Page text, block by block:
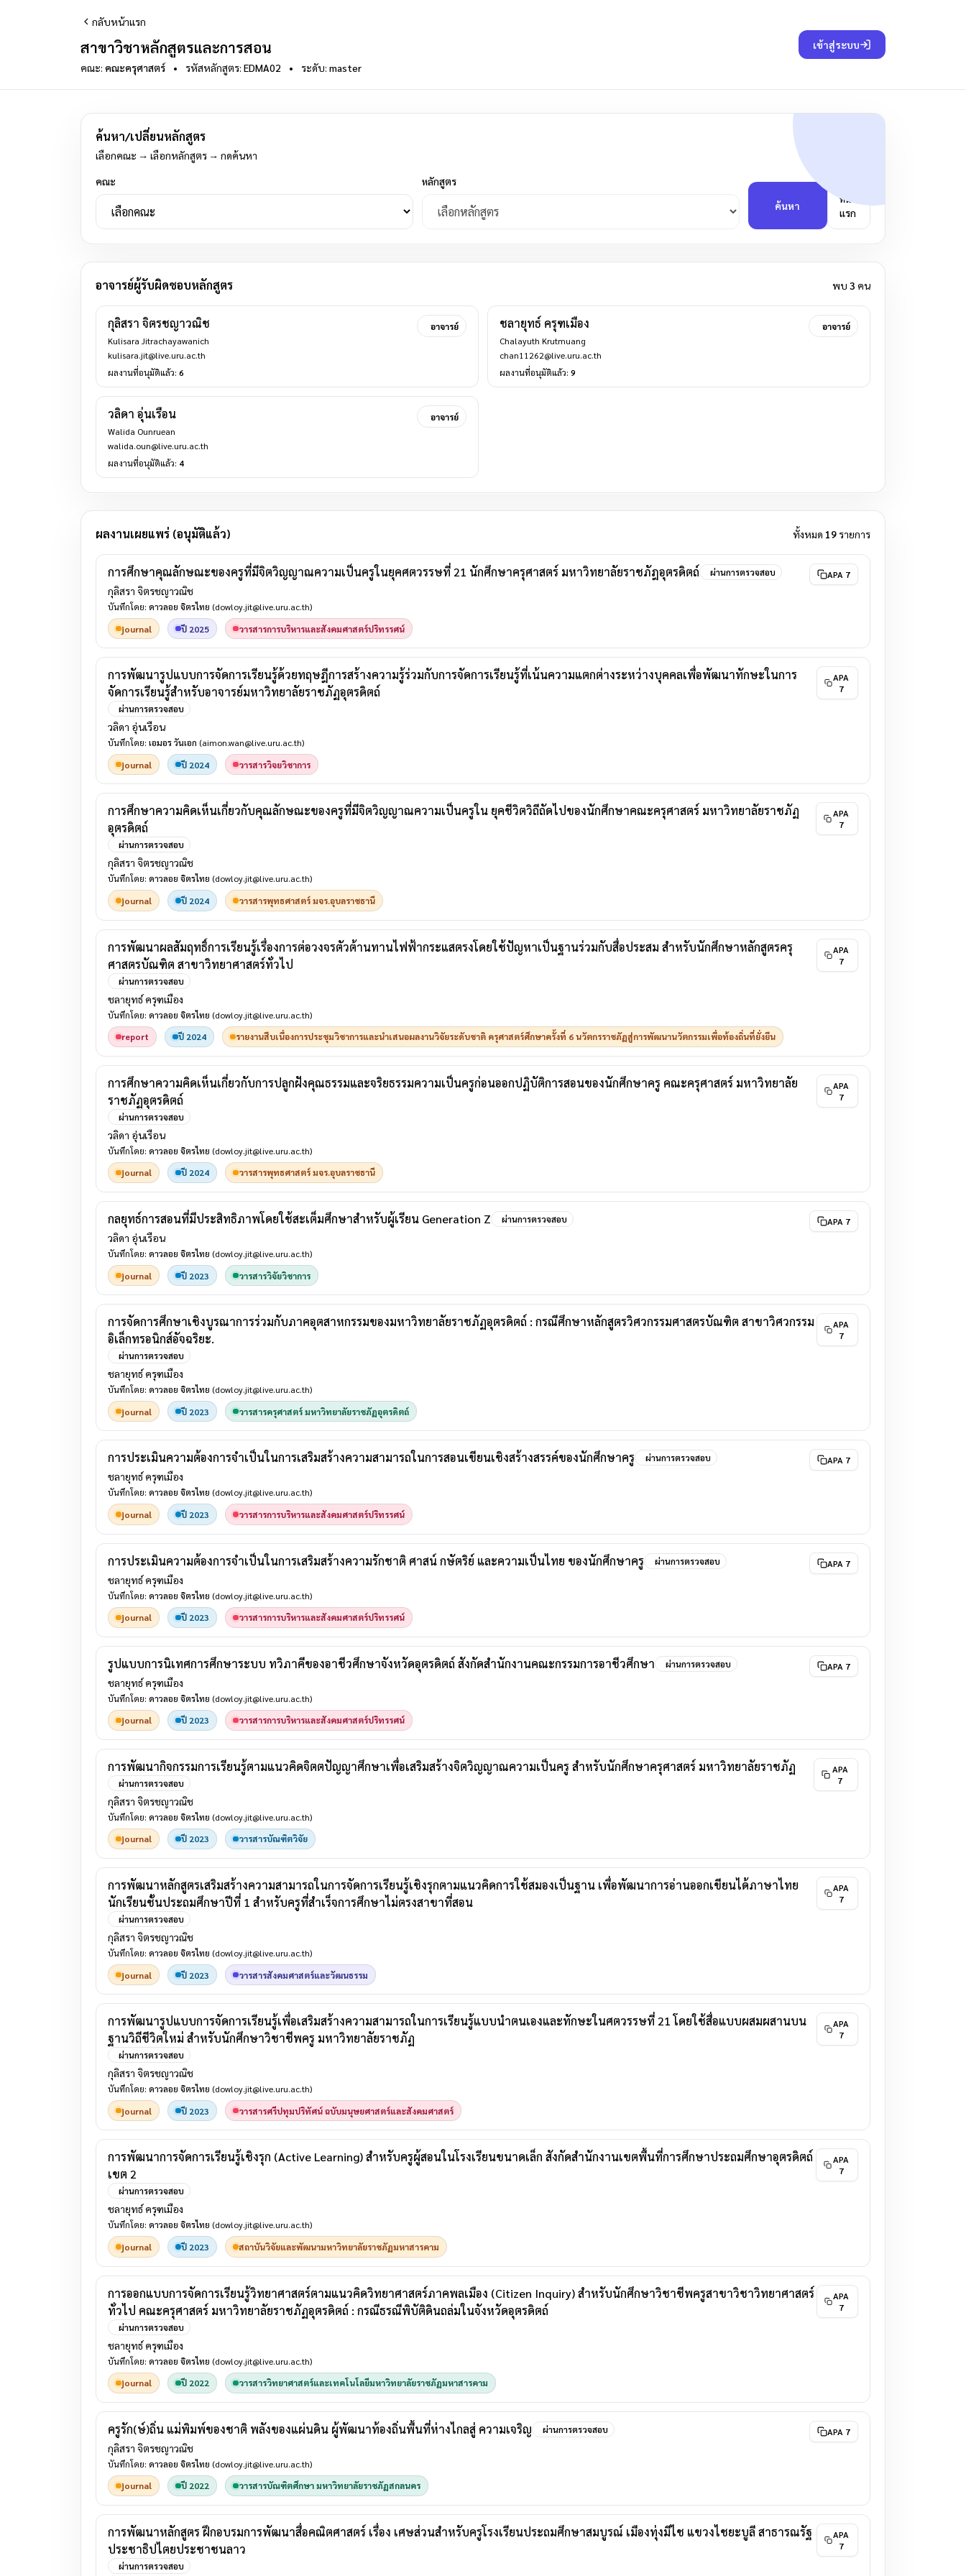
กลับหน้าแรก
สาขาวิชาหลักสูตรและการสอน
คณะ: คณะครุศาสตร์ • รหัสหลักสูตร: EDMA02 • ระดับ: master
เข้าสู่ระบบ
ค้นหา/เปลี่ยนหลักสูตร
เลือกคณะ → เลือกหลักสูตร → กดค้นหา
คณะ
หลักสูตร
ค้นหา
หน้า
แรก
อาจารย์ผู้รับผิดชอบหลักสูตร พบ 3 คน
กุลิสรา จิตรชญาวณิช
Kulisara Jitrachayawanich
kulisara.jit@live.uru.ac.th
ผลงานที่อนุมัติแล้ว: 6
อาจารย์ ชลายุทธ์ ครุฑเมือง
Chalayuth Krutmuang
chan11262@live.uru.ac.th
ผลงานที่อนุมัติแล้ว: 9
อาจารย์
วลิดา อุ่นเรือน
Walida Ounruean
walida.oun@live.uru.ac.th
ผลงานที่อนุมัติแล้ว: 4
อาจารย์
ผลงานเผยแพร่ (อนุมัติแล้ว) ทั้งหมด 19 รายการ
การศึกษาคุณลักษณะของครูที่มีจิตวิญญาณความเป็นครูในยุคศตวรรษที่ 21 นักศึกษาครุศาสตร์ มหาวิทยาลัยราชภัฎอุตรดิตถ์ ผ่านการตรวจสอบ
กุลิสรา จิตรชญาวณิช
บันทึกโดย: ดาวลอย จิตรไทย (dowloy.jit@live.uru.ac.th)
journal
ปี 2025 วารสารการบริหารและสังคมศาสตร์ปริทรรศน์
APA 7
การพัฒนารูปแบบการจัดการเรียนรู้ด้วยทฤษฎีการสร้างความรู้ร่วมกับการจัดการเรียนรู้ที่เน้นความแตกต่างระหว่างบุคคลเพื่อพัฒนาทักษะในการ
จัดการเรียนรู้สำหรับอาจารย์มหาวิทยาลัยราชภัฏอุตรดิตถ์
ผ่านการตรวจสอบ
วลิดา อุ่นเรือน
บันทึกโดย: เอมอร วันเอก (aimon.wan@live.uru.ac.th)
journal
ปี 2024 วารสารวิจยวิชาการ
APA
7
การศึกษาความคิดเห็นเกี่ยวกับคุณลักษณะของครูที่มีจิตวิญญาณความเป็นครูใน ยุคชีวิตวิถีถัดไปของนักศึกษาคณะครุศาสตร์ มหาวิทยาลัยราชภัฏ
อุตรดิตถ์
ผ่านการตรวจสอบ
กุลิสรา จิตรชญาวณิช
บันทึกโดย: ดาวลอย จิตรไทย (dowloy.jit@live.uru.ac.th)
journal
ปี 2024 วารสารพุทธศาสตร์ มจร.อุบลราชธานี
APA
7
การพัฒนาผลสัมฤทธิ์การเรียนรู้เรื่องการต่อวงจรตัวต้านทานไฟฟ้ากระแสตรงโดยใช้ปัญหาเป็นฐานร่วมกับสื่อประสม สำหรับนักศึกษาหลักสูตรครุ
ศาสตรบัณฑิต สาขาวิทยาศาสตร์ทั่วไป
ผ่านการตรวจสอบ
ชลายุทธ์ ครุฑเมือง
บันทึกโดย: ดาวลอย จิตรไทย (dowloy.jit@live.uru.ac.th)
report
ปี 2024 รายงานสืบเนื่องการประชุมวิชาการและนำเสนอผลงานวิจัยระดับชาติ ครุศาสตร์ศึกษาครั้งที่ 6 นวัตกรราชภัฏสู่การพัฒนานวัตกรรมเพื่อท้องถิ่นที่ยั่งยืน
APA
7
การศึกษาความคิดเห็นเกี่ยวกับการปลูกฝังคุณธรรมและจริยธรรมความเป็นครูก่อนออกปฏิบัติการสอนของนักศึกษาครู คณะครุศาสตร์ มหาวิทยาลัย
ราชภัฏอุตรดิตถ์
ผ่านการตรวจสอบ
วลิดา อุ่นเรือน
บันทึกโดย: ดาวลอย จิตรไทย (dowloy.jit@live.uru.ac.th)
journal
ปี 2024 วารสารพุทธศาสตร์ มจร.อุบลราชธานี
APA
7
กลยุทธ์การสอนที่มีประสิทธิภาพโดยใช้สะเต็มศึกษาสำหรับผู้เรียน Generation Z ผ่านการตรวจสอบ
วลิดา อุ่นเรือน
บันทึกโดย: ดาวลอย จิตรไทย (dowloy.jit@live.uru.ac.th)
journal
ปี 2023 วารสารวิจัยวิชาการ
APA 7
การจัดการศึกษาเชิงบูรณาการร่วมกับภาคอุตสาหกรรมของมหาวิทยาลัยราชภัฏอุตรดิตถ์ : กรณีศึกษาหลักสูตรวิศวกรรมศาสตรบัณฑิต สาขาวิศวกรรม
อิเล็กทรอนิกส์อัจฉริยะ.
ผ่านการตรวจสอบ
ชลายุทธ์ ครุฑเมือง
บันทึกโดย: ดาวลอย จิตรไทย (dowloy.jit@live.uru.ac.th)
journal
ปี 2023 วารสารครุศาสตร์ มหาวิทยาลัยราชภัฏอุตรดิตถ์
APA
7
การประเมินความต้องการจำเป็นในการเสริมสร้างความสามารถในการสอนเขียนเชิงสร้างสรรค์ของนักศึกษาครู ผ่านการตรวจสอบ
ชลายุทธ์ ครุฑเมือง
บันทึกโดย: ดาวลอย จิตรไทย (dowloy.jit@live.uru.ac.th)
journal
ปี 2023 วารสารการบริหารและสังคมศาสตร์ปริทรรศน์
APA 7
การประเมินความต้องการจำเป็นในการเสริมสร้างความรักชาติ ศาสน์ กษัตริย์ และความเป็นไทย ของนักศึกษาครู ผ่านการตรวจสอบ
ชลายุทธ์ ครุฑเมือง
บันทึกโดย: ดาวลอย จิตรไทย (dowloy.jit@live.uru.ac.th)
journal
ปี 2023 วารสารการบริหารและสังคมศาสตร์ปริทรรศน์
APA 7
รูปแบบการนิเทศการศึกษาระบบ ทวิภาคีของอาชีวศึกษาจังหวัดอุตรดิตถ์ สังกัดสำนักงานคณะกรรมการอาชีวศึกษา ผ่านการตรวจสอบ
ชลายุทธ์ ครุฑเมือง
บันทึกโดย: ดาวลอย จิตรไทย (dowloy.jit@live.uru.ac.th)
journal
ปี 2023 วารสารการบริหารและสังคมศาสตร์ปริทรรศน์
APA 7
การพัฒนากิจกรรมการเรียนรู้ตามแนวคิดจิตตปัญญาศึกษาเพื่อเสริมสร้างจิตวิญญาณความเป็นครู สำหรับนักศึกษาครุศาสตร์ มหาวิทยาลัยราชภัฏ
ผ่านการตรวจสอบ
กุลิสรา จิตรชญาวณิช
บันทึกโดย: ดาวลอย จิตรไทย (dowloy.jit@live.uru.ac.th)
journal
ปี 2023 วารสารบัณฑิตวิจัย
APA
7
การพัฒนาหลักสูตรเสริมสร้างความสามารถในการจัดการเรียนรู้เชิงรุกตามแนวคิดการใช้สมองเป็นฐาน เพื่อพัฒนาการอ่านออกเขียนได้ภาษาไทย
นักเรียนชั้นประถมศึกษาปีที่ 1 สำหรับครูที่สำเร็จการศึกษาไม่ตรงสาขาที่สอน
ผ่านการตรวจสอบ
กุลิสรา จิตรชญาวณิช
บันทึกโดย: ดาวลอย จิตรไทย (dowloy.jit@live.uru.ac.th)
journal
ปี 2023 วารสารสังคมศาสตร์และวัฒนธรรม
APA
7
การพัฒนารูปแบบการจัดการเรียนรู้เพื่อเสริมสร้างความสามารถในการเรียนรู้แบบนำตนเองและทักษะในศตวรรษที่ 21 โดยใช้สื่อแบบผสมผสานบน
ฐานวิถีชีวิตใหม่ สำหรับนักศึกษาวิชาชีพครู มหาวิทยาลัยราชภัฏ
ผ่านการตรวจสอบ
กุลิสรา จิตรชญาวณิช
บันทึกโดย: ดาวลอย จิตรไทย (dowloy.jit@live.uru.ac.th)
journal
ปี 2023 วารสารศรีปทุมปริทัศน์ ฉบับมนุษยศาสตร์และสังคมศาสตร์
APA
7
การพัฒนาการจัดการเรียนรู้เชิงรุก (Active Learning) สำหรับครูผู้สอนในโรงเรียนขนาดเล็ก สังกัดสำนักงานเขตพื้นที่การศึกษาประถมศึกษาอุตรดิตถ์
เขต 2
ผ่านการตรวจสอบ
ชลายุทธ์ ครุฑเมือง
บันทึกโดย: ดาวลอย จิตรไทย (dowloy.jit@live.uru.ac.th)
journal
ปี 2023 สถาบันวิจัยและพัฒนามหาวิทยาลัยราชภัฏมหาสารคาม
APA
7
การออกแบบการจัดการเรียนรู้วิทยาศาสตร์ตามแนวคิดวิทยาศาสตร์ภาคพลเมือง (Citizen Inquiry) สำหรับนักศึกษาวิชาชีพครูสาขาวิชาวิทยาศาสตร์
ทั่วไป คณะครุศาสตร์ มหาวิทยาลัยราชภัฏอุตรดิตถ์ : กรณีธรณีพิบัติดินถล่มในจังหวัดอุตรดิตถ์
ผ่านการตรวจสอบ
ชลายุทธ์ ครุฑเมือง
บันทึกโดย: ดาวลอย จิตรไทย (dowloy.jit@live.uru.ac.th)
journal
ปี 2022 วารสารวิทยาศาสตร์และเทคโนโลยีมหาวิทยาลัยราชภัฏมหาสารคาม
APA
7
ครูรัก(ษ์)ถิ่น แม่พิมพ์ของชาติ พลังของแผ่นดิน ผู้พัฒนาท้องถิ่นพื้นที่ห่างไกลสู่ ความเจริญ ผ่านการตรวจสอบ
กุลิสรา จิตรชญาวณิช
บันทึกโดย: ดาวลอย จิตรไทย (dowloy.jit@live.uru.ac.th)
journal
ปี 2022 วารสารบัณฑิตศึกษา มหาวิทยาลัยราชภัฏสกลนคร
APA 7
การพัฒนาหลักสูตร ฝึกอบรมการพัฒนาสื่อคณิตศาสตร์ เรื่อง เศษส่วนสำหรับครูโรงเรียนประถมศึกษาสมบูรณ์ เมืองทุ่งมีไช แขวงไชยะบูลี สาธารณรัฐ
ประชาธิปไตยประชาชนลาว
ผ่านการตรวจสอบ
APA
7